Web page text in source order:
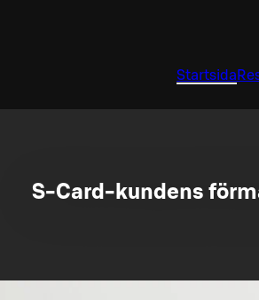
Startsida
S-Card-kundens